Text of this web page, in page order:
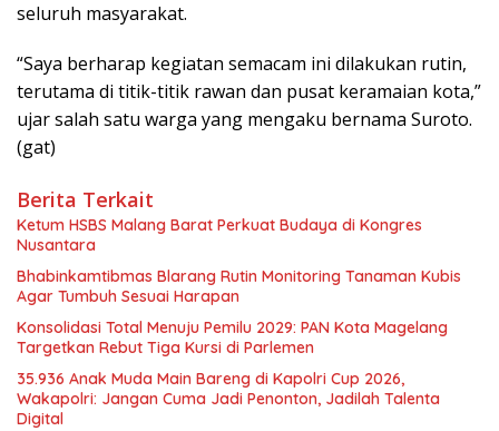
seluruh masyarakat.
“Saya berharap kegiatan semacam ini dilakukan rutin,
terutama di titik-titik rawan dan pusat keramaian kota,”
ujar salah satu warga yang mengaku bernama Suroto.
(gat)
Berita Terkait
Ketum HSBS Malang Barat Perkuat Budaya di Kongres
Nusantara
Bhabinkamtibmas Blarang Rutin Monitoring Tanaman Kubis
Agar Tumbuh Sesuai Harapan
Konsolidasi Total Menuju Pemilu 2029: PAN Kota Magelang
Targetkan Rebut Tiga Kursi di Parlemen
35.936 Anak Muda Main Bareng di Kapolri Cup 2026,
Wakapolri: Jangan Cuma Jadi Penonton, Jadilah Talenta
Digital